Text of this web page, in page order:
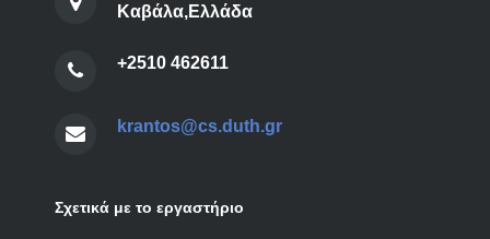
Καβάλα,Ελλάδα
+2510 462611
krantos@cs.duth.gr
Σχετικά με το εργαστήριο